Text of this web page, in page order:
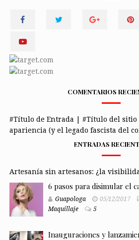
COMENTARIOS
#Título de Entrada | #Título del sitio
apariencia (y el legado fascista del
ENTRADAS
Artesanía sin artesanos: ¿la
6 pasos para disimular el
Guapologa 05/12/2017
Maquillaje
5
Inauguraciones y